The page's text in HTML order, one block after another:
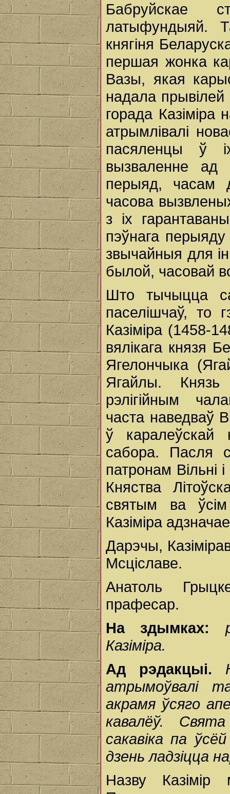
Бабруйскае
латыфундыяй.
княгіня
першая жонка
Вазы, якая
надала прывілей
горада
атрымлівалі
пасяленцы ў
вызваленне ад
перыяд, часам
часова
з іх
пэўнага
звычайныя для
былой, часовай
Што тычыцца
паселішчаў, то
Казіміра (1458-
вялікага князя
Ягелончыка
Ягайлы. Князь
рэлігійным
часта наведваў
ў каралеўскай
сабора. Пасля
патронам Вільні
Княства
святым ва ўсім
Казіміра
Дарэчы,
Мсціславе.
Анатоль
прафесар.
На здымках:
Казіміра.
Ад рэдакцыі.
атрымоўвалі
акрамя ўсяго
кавалёў.
сакавіка па
дзень ладзіцца
Назву